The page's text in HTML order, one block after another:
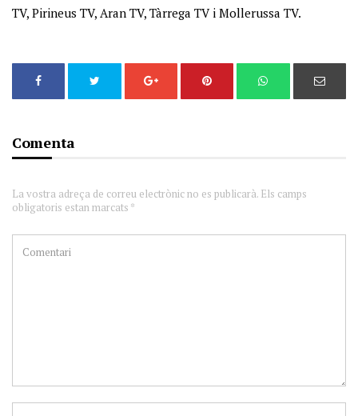
TV, Pirineus TV, Aran TV, Tàrrega TV i Mollerussa TV.
Comenta
La vostra adreça de correu electrònic no es publicarà. Els camps
obligatoris estan marcats *